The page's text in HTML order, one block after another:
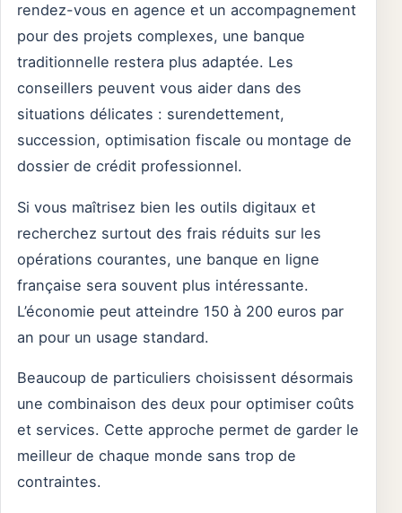
rendez-vous en agence et un accompagnement
pour des projets complexes, une banque
traditionnelle restera plus adaptée. Les
conseillers peuvent vous aider dans des
situations délicates : surendettement,
succession, optimisation fiscale ou montage de
dossier de crédit professionnel.
Si vous maîtrisez bien les outils digitaux et
recherchez surtout des frais réduits sur les
opérations courantes, une banque en ligne
française sera souvent plus intéressante.
L’économie peut atteindre 150 à 200 euros par
an pour un usage standard.
Beaucoup de particuliers choisissent désormais
une combinaison des deux pour optimiser coûts
et services. Cette approche permet de garder le
meilleur de chaque monde sans trop de
contraintes.